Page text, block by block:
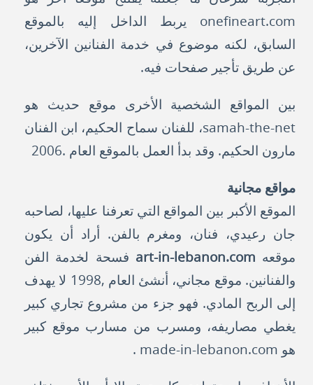
onefineart.com يربط الداخل إليه بالموقع
السابق، لكنه موضوع في خدمة الفنانين الآخرين،
عن طريق تأجير صفحات فيه.
بين المواقع الشخصية الأخرى موقع حديث هو
samah-the-net، للفنان سماح الحكيم، ابن الفنان
مارون الحكيم. وقد بدأ العمل بالموقع العام .2006
مواقع مجانية
الموقع الأكبر بين المواقع التي تعرفنا عليها، لصاحبه
جان رعيدي، فنان، ومغرم بالفن. أراد أن يكون
موقعه art-in-lebanon.com فسحة لخدمة الفن
والفنانين. موقع مجاني، أنشئ العام ,1998 لا يهدف
إلى الربح المادي. فهو جزء من مشروع تجاري كبير
يغطي مصاريفه، ومسرب من مسارب موقع كبير
هو made-in-lebanon.com .